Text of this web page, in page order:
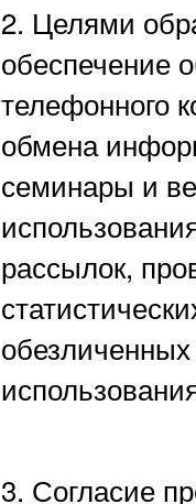
2. Целями
обеспечение
телефонного
обмена
семинары и
рассылок,
3. Согласие